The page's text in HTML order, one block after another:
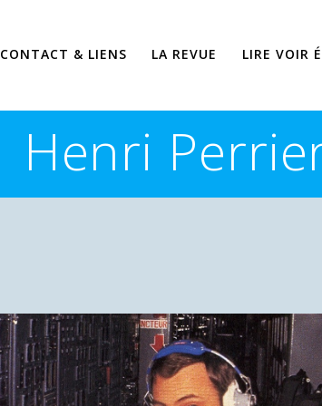
CONTACT & LIENS LA REVUE LIRE VOIR
Henri